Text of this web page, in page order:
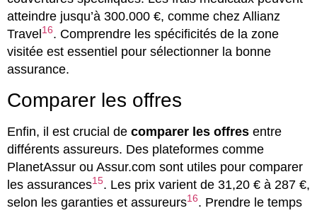
atteindre jusqu’à 300.000 €, comme chez Allianz
Travel16. Comprendre les spécificités de la zone
visitée est essentiel pour sélectionner la bonne
assurance.
Comparer les offres
Enfin, il est crucial de comparer les offres entre
différents assureurs. Des plateformes comme
PlanetAssur ou Assur.com sont utiles pour comparer
les assurances15. Les prix varient de 31,20 € à 287 €,
selon les garanties et assureurs16. Prendre le temps